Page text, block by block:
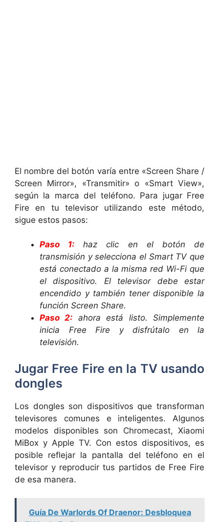
El nombre del botón varía entre «Screen Share /
Screen Mirror», «Transmitir» o «Smart View»,
según la marca del teléfono. Para jugar Free
Fire en tu televisor utilizando este método,
sigue estos pasos:
Paso 1: haz clic en el botón de
transmisión y selecciona el Smart TV que
está conectado a la misma red Wi-Fi que
el dispositivo. El televisor debe estar
encendido y también tener disponible la
función Screen Share.
Paso 2: ahora está listo. Simplemente
inicia Free Fire y disfrútalo en la
televisión.
Jugar Free Fire en la TV usando
dongles
Los dongles son dispositivos que transforman
televisores comunes e inteligentes. Algunos
modelos disponibles son Chromecast, Xiaomi
MiBox y Apple TV. Con estos dispositivos, es
posible reflejar la pantalla del teléfono en el
televisor y reproducir tus partidos de Free Fire
de esa manera.
Guía De Warlords Of Draenor: Desbloquea